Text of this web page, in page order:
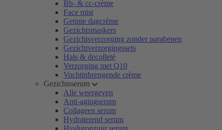
Bb- & cc-crème
Face mist
Getinte dagcrème
Gezichtsmaskers
Gezichtsverzorging zonder parabenen
Gezichtverzorgingssets
Hals & decolleté
Verzorging met Q10
Vochtinbrengende crème
Gezichtsserum
Alle weergeven
Anti-agingserum
Collageen serum
Hydraterend serum
Hyaluronzuur serum